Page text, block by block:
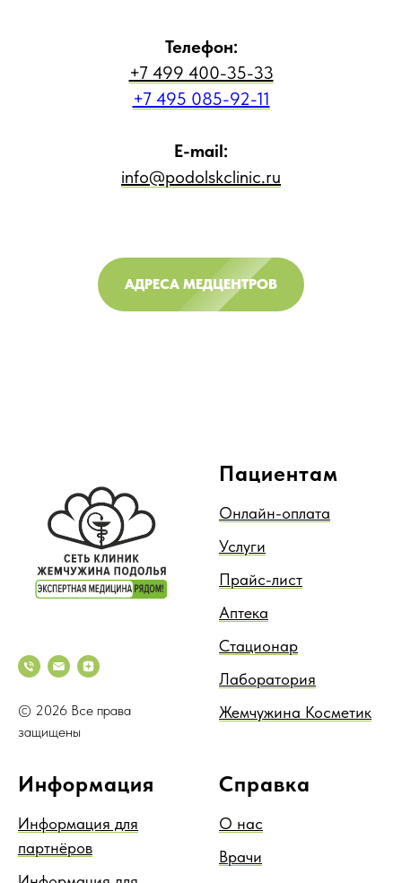
Телефон:
+7 499 400-35-33
+7 495 085-92-11
E-mail:
info@podolskclinic.ru
АДРЕСА МЕДЦЕНТРОВ
© 2026 Все права
защищены
Пациентам
Онлайн-оплата
Услуги
Прайс-лист
Аптека
Стационар
Лаборатория
Жемчужина Косметик
Информация
Информация для
партнёров
Справка
О нас
Врачи